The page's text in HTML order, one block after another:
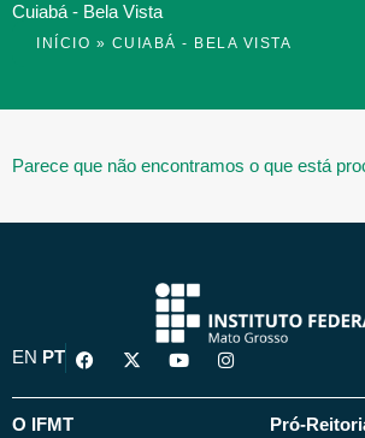
Cuiabá - Bela Vista
INÍCIO » CUIABÁ - BELA VISTA
Parece que não encontramos o que está
EN PT
F
a
e
X
-
w
Y
o
t
I
n
t
O IFMT Pró-